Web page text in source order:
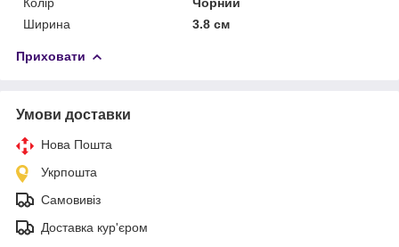
Ширина
3.8 см
Приховати
Умови доставки
Нова Пошта
Укрпошта
Самовивіз
Доставка кур'єром